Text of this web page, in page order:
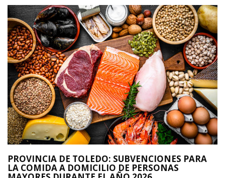
PROVINCIA DE TOLEDO: SUBVENCIONES PARA
LA COMIDA A DOMICILIO DE PERSONAS